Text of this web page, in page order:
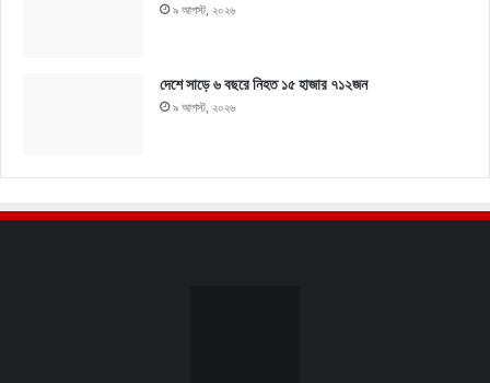
৯ আগস্ট, ২০২৬
দেশে সাড়ে ৬ বছরে নিহত ১৫ হাজার ৭১২জন
৯ আগস্ট, ২০২৬